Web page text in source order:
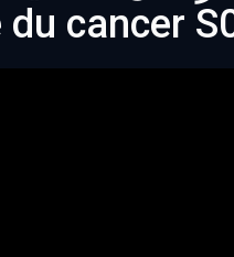
cancer